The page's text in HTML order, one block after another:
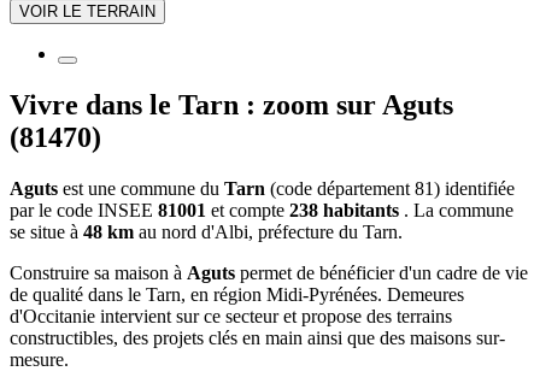
VOIR LE TERRAIN
Vivre dans le Tarn : zoom sur Aguts
(81470)
Aguts est une commune du Tarn (code département 81) identifiée
par le code INSEE 81001 et compte 238 habitants . La commune
se situe à 48 km au nord d'Albi, préfecture du Tarn.
Construire sa maison à Aguts permet de bénéficier d'un cadre de vie
de qualité dans le Tarn, en région Midi-Pyrénées. Demeures
d'Occitanie intervient sur ce secteur et propose des terrains
constructibles, des projets clés en main ainsi que des maisons sur-
mesure.